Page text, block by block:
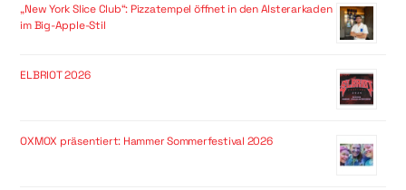
„New York Slice Club“: Pizzatempel öffnet in den Alsterarkaden
im Big-Apple-Stil
ELBRIOT 2026
OXMOX präsentiert: Hammer Sommerfestival 2026